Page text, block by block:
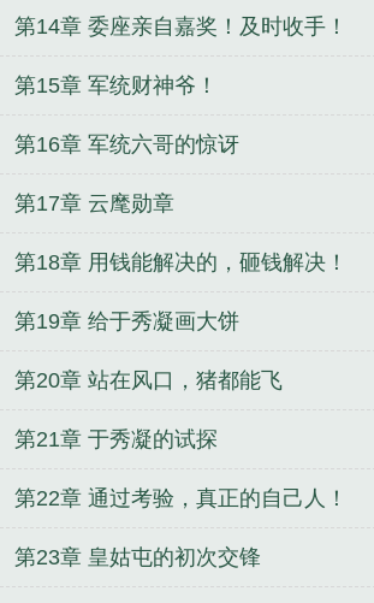
第14章 委座亲自嘉奖！及时收手！
第15章 军统财神爷！
第16章 军统六哥的惊讶
第17章 云麾勋章
第18章 用钱能解决的，砸钱解决！
第19章 给于秀凝画大饼
第20章 站在风口，猪都能飞
第21章 于秀凝的试探
第22章 通过考验，真正的自己人！
第23章 皇姑屯的初次交锋